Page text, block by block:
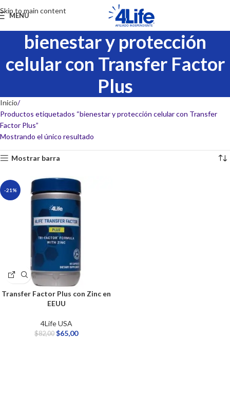
Skip to main content
MENU
bienestar y protección
celular con Transfer Factor
Plus
Inicio
Productos etiquetados “bienestar y protección celular con Transfer
Factor Plus”
Mostrando el único resultado
Mostrar barra
-21%
Transfer Factor Plus con Zinc en
EEUU
4Life USA
$82,00 $65,00